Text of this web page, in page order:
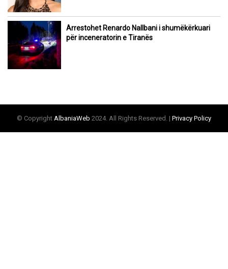
Arrestohet Renardo Nallbani i shumëkërkuari
për inceneratorin e Tiranës
© Copyright AlbaniaWeb 2024. All Rights Reserved. | Privacy Policy